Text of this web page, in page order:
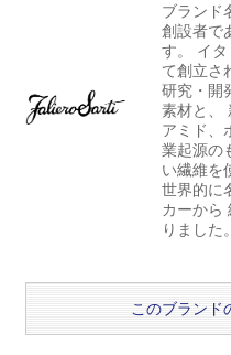
ブランド
創設者で
す。 イ
て創立さ
研究・開
素材と、
アミド、
業起源の
い繊維を
世界的に
カーから
りました。
このブランド